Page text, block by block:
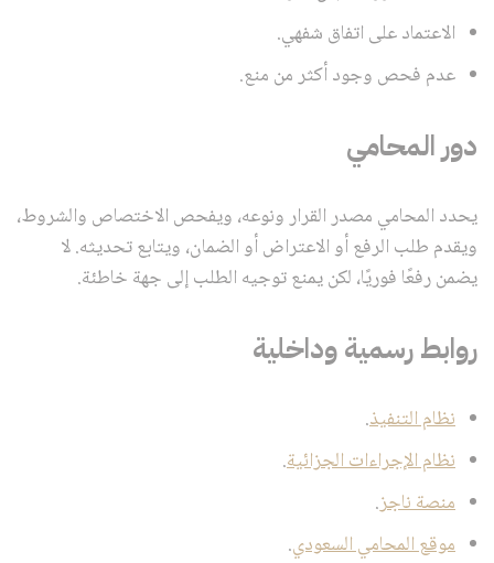
الاعتماد على اتفاق شفهي.
عدم فحص وجود أكثر من منع.
دور المحامي
يحدد المحامي مصدر القرار ونوعه، ويفحص الاختصاص والشروط،
ويقدم طلب الرفع أو الاعتراض أو الضمان، ويتابع تحديثه. لا
يضمن رفعًا فوريًا، لكن يمنع توجيه الطلب إلى جهة خاطئة.
روابط رسمية وداخلية
نظام التنفيذ.
نظام الإجراءات الجزائية.
منصة ناجز.
موقع المحامي السعودي.